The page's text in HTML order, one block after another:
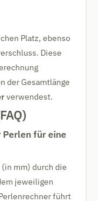
Platz, ebenso
Diese
der Gesamtlänge
verwendest.
für eine
mm) durch die
jeweiligen
führt